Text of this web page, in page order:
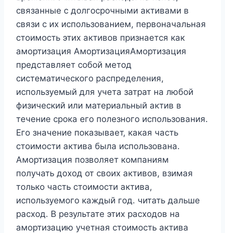
связанные с долгосрочными активами в
связи с их использованием, первоначальная
стоимость этих активов признается как
амортизация АмортизацияАмортизация
представляет собой метод
систематического распределения,
используемый для учета затрат на любой
физический или материальный актив в
течение срока его полезного использования.
Его значение показывает, какая часть
стоимости актива была использована.
Амортизация позволяет компаниям
получать доход от своих активов, взимая
только часть стоимости актива,
используемого каждый год. читать дальше
расход. В результате этих расходов на
амортизацию учетная стоимость актива